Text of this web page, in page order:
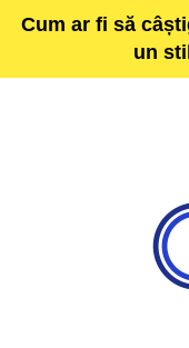
Cum ar fi să
un